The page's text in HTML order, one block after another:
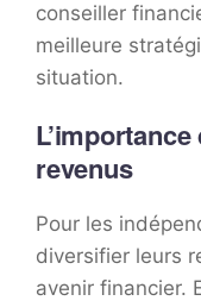
conseiller
meilleure
situation.
revenus
Pour les
diversifier leurs
avenir financier.